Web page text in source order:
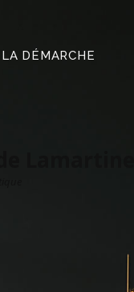
LA DÉMARCHE